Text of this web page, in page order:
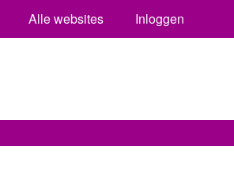
Alle websites Inloggen